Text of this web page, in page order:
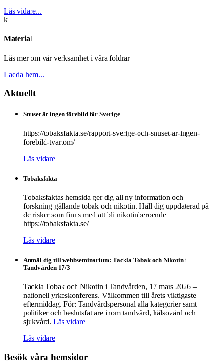
Läs vidare...
k
Material
Läs mer om vår verksamhet i våra foldrar
Ladda hem...
Aktuellt
Snuset är ingen förebild för Sverige
https://tobaksfakta.se/rapport-sverige-och-snuset-ar-ingen-
forebild-tvartom/
Läs vidare
Tobaksfakta
Tobaksfaktas hemsida ger dig all ny information och
forskning gällande tobak och nikotin. Håll dig uppdaterad på
de risker som finns med att bli nikotinberoende
https://tobaksfakta.se/
Läs vidare
Anmäl dig till webbseminarium: Tackla Tobak och Nikotin i
Tandvården 17/3
Tackla Tobak och Nikotin i Tandvården, 17 mars 2026 –
nationell yrkeskonferens. Välkommen till årets viktigaste
eftermiddag. För: Tandvårdspersonal alla kategorier samt
politiker och beslutsfattare inom tandvård, hälsovård och
sjukvård. Läs vidare
Läs vidare
Besök våra hemsidor